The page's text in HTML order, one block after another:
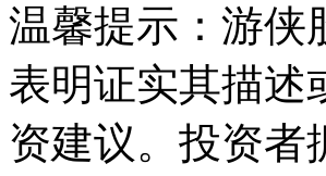
温馨提示：游侠
表明证实其描述
资建议。投资者